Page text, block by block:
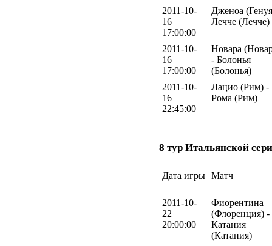
2011-10-
16
17:00:00
Дженоа
Лечче (Лечче)
2011-10-
16
17:00:00
Новара
- Болонья
(Болонья)
2011-10-
16
22:45:00
Лацио (Рим) -
Рома (Рим)
8 тур Итальянской
Дата игры Матч
2011-10-
22
20:00:00
Фиорентина
(Флоренция) -
Катания
(Катания)